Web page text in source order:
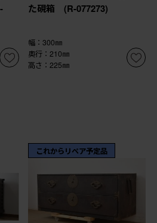
た硯箱 (R-077273)
幅：300㎜
奥行：210㎜
高さ：225㎜
これからリペア予定品